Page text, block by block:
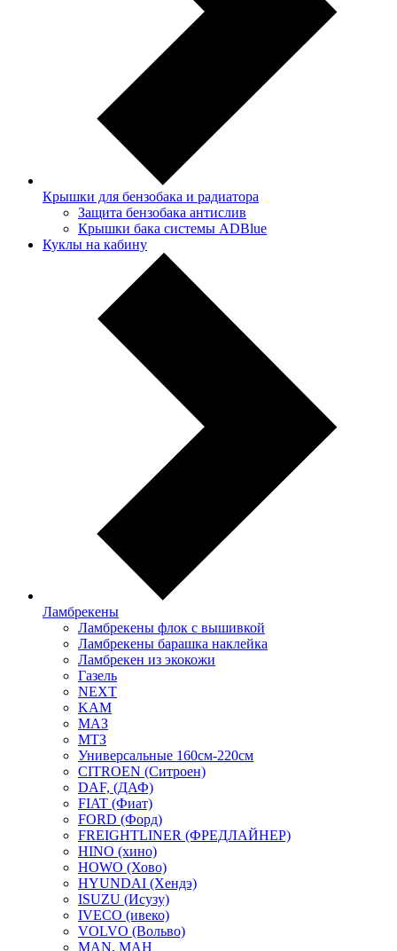
Крышки для бензобака и радиатора
Защита бензобака антислив
Крышки бака системы ADBlue
Куклы на кабину
Ламбрекены
Ламбрекены флок с вышивкой
Ламбрекены барашка наклейка
Ламбрекен из экокожи
Газель
NEXT
KAM
МАЗ
МТЗ
Универсальные 160см-220см
CITROEN (Ситроен)
DAF, (ДАФ)
FIAT (Фиат)
FORD (Форд)
FREIGHTLINER (ФРЕДЛАЙНЕР)
HINO (хино)
HOWO (Хово)
HYUNDAI (Хендэ)
ISUZU (Исузу)
IVECO (ивеко)
VOLVO (Вольво)
MAN, МАН